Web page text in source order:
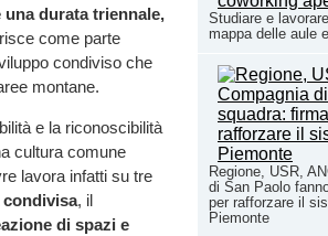
Studiare e
mappa delle aule
Regione, USR,
di San Paolo
per rafforzare il
Piemonte
durata triennale,
come parte
condiviso che
montane.
e la riconoscibilità
cultura comune
lavora infatti su tre
, il
di spazi e